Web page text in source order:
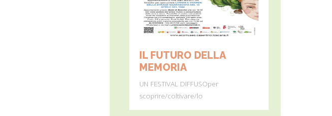
IL FUTURO DELLA
MEMORIA
UN FESTIVAL DIFFUSOper
scoprire/coltivare/lo